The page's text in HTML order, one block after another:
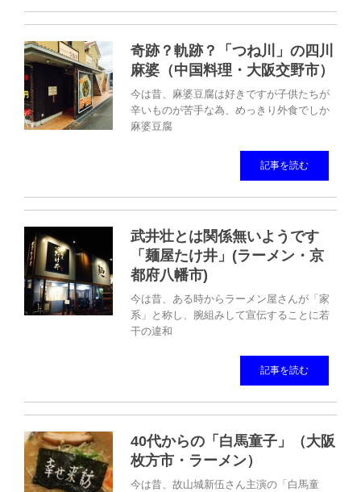
奇跡？軌跡？「つね川」の四川
麻婆（中国料理・大阪交野市）
今は昔、麻婆豆腐は好きですが子供たちが
辛いものが苦手な為、めっきり外食でしか
麻婆豆腐
記事を読む
武井壮とは関係無いようです
「麺屋たけ井」(ラーメン・京
都府八幡市)
今は昔、ある時からラーメン屋さんが「家
系」と称し、腕組みして宣伝することに若
干の違和
記事を読む
40代からの「白馬童子」（大阪
枚方市・ラーメン）
今は昔、故山城新伍さん主演の「白馬童